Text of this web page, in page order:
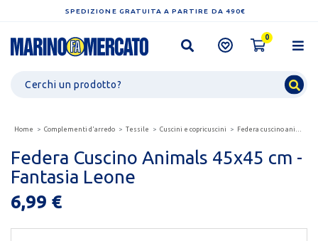
SPEDIZIONE GRATUITA A PARTIRE DA 490€
0
Home Complementi d'arredo Tessile Cuscini e copricuscini Federa cuscino animals 45x45 cm - fantasia leone
Federa Cuscino Animals 45x45 cm -
Fantasia Leone
6,99 €